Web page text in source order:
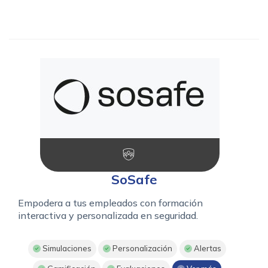
SoSafe
Empodera a tus empleados con formación
interactiva y personalizada en seguridad.
Simulaciones Personalización Alertas